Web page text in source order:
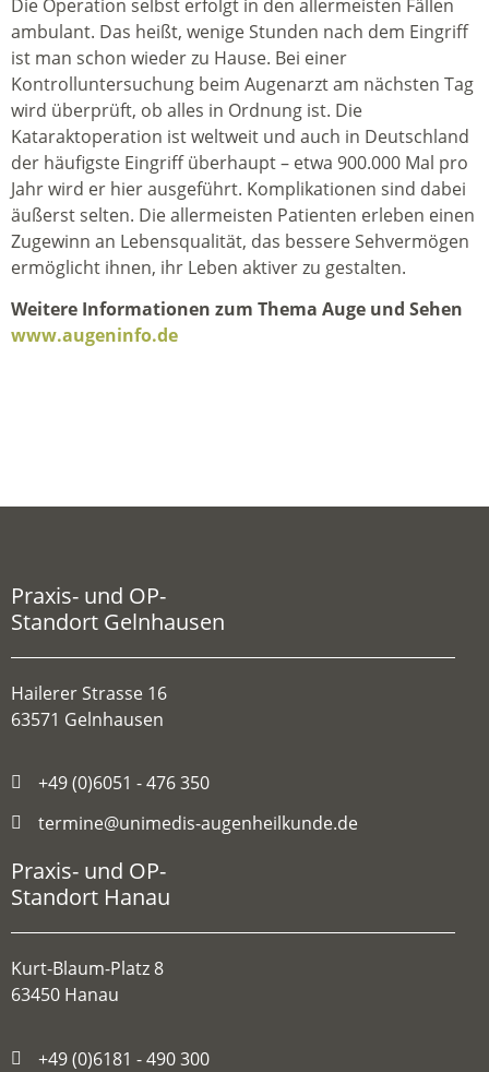
Die Operation selbst erfolgt in den allermeisten Fällen
ambulant. Das heißt, wenige Stunden nach dem Eingriff
ist man schon wieder zu Hause. Bei einer
Kontrolluntersuchung beim Augenarzt am nächsten Tag
wird überprüft, ob alles in Ordnung ist. Die
Kataraktoperation ist weltweit und auch in Deutschland
der häufigste Eingriff überhaupt – etwa 900.000 Mal pro
Jahr wird er hier ausgeführt. Komplikationen sind dabei
äußerst selten. Die allermeisten Patienten erleben einen
Zugewinn an Lebensqualität, das bessere Sehvermögen
ermöglicht ihnen, ihr Leben aktiver zu gestalten.
Weitere Informationen zum Thema Auge und Sehen
www.augeninfo.de
Praxis- und OP-
Standort Gelnhausen
Hailerer Strasse 16
63571 Gelnhausen
+49 (0)6051 - 476 350
termine@unimedis-augenheilkunde.de
Praxis- und OP-
Standort Hanau
Kurt-Blaum-Platz 8
63450 Hanau
+49 (0)6181 - 490 300